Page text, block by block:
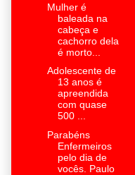
Mulher é
baleada na
cabeça e
cachorro dela
é morto...
Adolescente de
13 anos é
apreendida
com quase
500 ...
Parabéns
Enfermeiros
pelo dia de
vocês. Paulo